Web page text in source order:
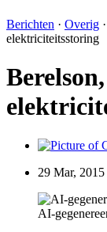
Berichten · Overig ·
elektriciteitsstoring
29 Mar, 2015
AI-